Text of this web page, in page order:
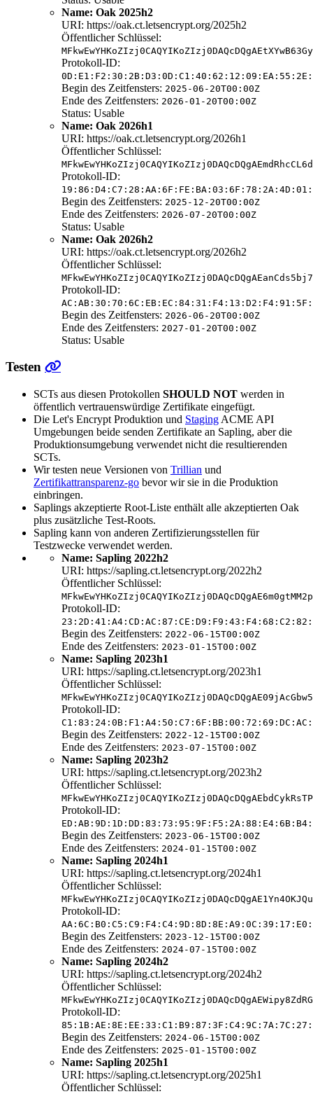
Name: Oak 2025h2
URI: https://oak.ct.letsencrypt.org/2025h2
Öffentlicher Schlüssel:
Protokoll-ID:
Begin des Zeitfensters: 2025-06-20T00:00Z
Ende des Zeitfensters: 2026-01-20T00:00Z
Status: Usable
Name: Oak 2026h1
URI: https://oak.ct.letsencrypt.org/2026h1
Öffentlicher Schlüssel:
Protokoll-ID:
Begin des Zeitfensters: 2025-12-20T00:00Z
Ende des Zeitfensters: 2026-07-20T00:00Z
Status: Usable
Name: Oak 2026h2
URI: https://oak.ct.letsencrypt.org/2026h2
Öffentlicher Schlüssel:
Protokoll-ID:
Begin des Zeitfensters: 2026-06-20T00:00Z
Ende des Zeitfensters: 2027-01-20T00:00Z
Status: Usable
Testen
SCTs aus diesen Protokollen SHOULD NOT werden in
öffentlich vertrauenswürdige Zertifikate eingefügt.
Die Let's Encrypt Produktion und Staging ACME API
Umgebungen beide senden Zertifikate an Sapling, aber die
Produktionsumgebung verwendet nicht die resultierenden
SCTs.
Wir testen neue Versionen von Trillian und
Zertifikattransparenz-go bevor wir sie in die Produktion
einbringen.
Saplings akzeptierte Root-Liste enthält alle akzeptierten Oak
plus zusätzliche Test-Roots.
Sapling kann von anderen Zertifizierungsstellen für
Testzwecke verwendet werden.
Name: Sapling 2022h2
URI: https://sapling.ct.letsencrypt.org/2022h2
Öffentlicher Schlüssel:
Protokoll-ID:
Begin des Zeitfensters: 2022-06-15T00:00Z
Ende des Zeitfensters: 2023-01-15T00:00Z
Name: Sapling 2023h1
URI: https://sapling.ct.letsencrypt.org/2023h1
Öffentlicher Schlüssel:
Protokoll-ID:
Begin des Zeitfensters: 2022-12-15T00:00Z
Ende des Zeitfensters: 2023-07-15T00:00Z
Name: Sapling 2023h2
URI: https://sapling.ct.letsencrypt.org/2023h2
Öffentlicher Schlüssel:
Protokoll-ID:
Begin des Zeitfensters: 2023-06-15T00:00Z
Ende des Zeitfensters: 2024-01-15T00:00Z
Name: Sapling 2024h1
URI: https://sapling.ct.letsencrypt.org/2024h1
Öffentlicher Schlüssel:
Protokoll-ID:
Begin des Zeitfensters: 2023-12-15T00:00Z
Ende des Zeitfensters: 2024-07-15T00:00Z
Name: Sapling 2024h2
URI: https://sapling.ct.letsencrypt.org/2024h2
Öffentlicher Schlüssel:
Protokoll-ID:
Begin des Zeitfensters: 2024-06-15T00:00Z
Ende des Zeitfensters: 2025-01-15T00:00Z
Name: Sapling 2025h1
URI: https://sapling.ct.letsencrypt.org/2025h1
Öffentlicher Schlüssel: